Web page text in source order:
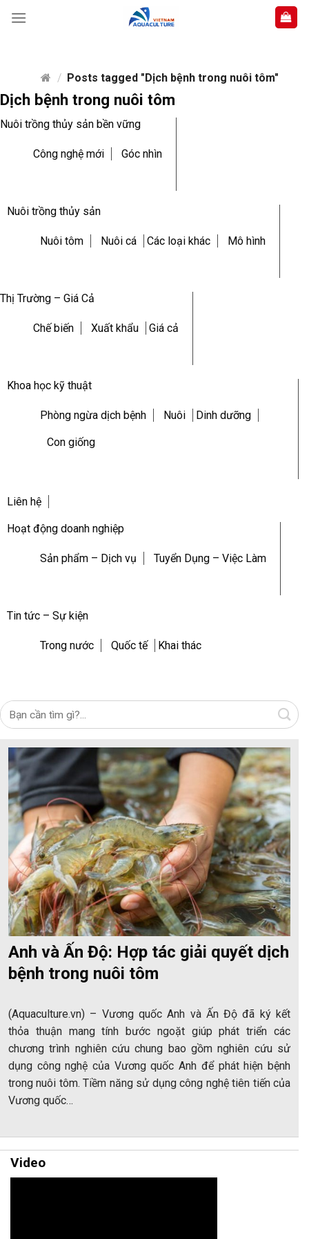
/ Posts tagged "Dịch bệnh trong nuôi tôm"
Dịch bệnh trong nuôi tôm
Nuôi trồng thủy sản bền vững
Công nghệ mới Góc nhìn
Nuôi trồng thủy sản
Nuôi tôm Nuôi cá Các loại khác Mô hình
Thị Trường – Giá Cả
Chế biến Xuất khẩu Giá cả
Khoa học kỹ thuật
Phòng ngừa dịch bệnh Nuôi Dinh dưỡng
Con giống
Liên hệ
Hoạt động doanh nghiệp
Sản phẩm – Dịch vụ Tuyển Dụng – Việc Làm
Tin tức – Sự kiện
Trong nước Quốc tế Khai thác
Anh và Ấn Độ: Hợp tác giải quyết dịch
bệnh trong nuôi tôm
(Aquaculture.vn) – Vương quốc Anh và Ấn Độ đã ký kết
thỏa thuận mang tính bước ngoặt giúp phát triển các
chương trình nghiên cứu chung bao gồm nghiên cứu sử
dụng công nghệ của Vương quốc Anh để phát hiện bệnh
trong nuôi tôm. Tiềm năng sử dụng công nghệ tiên tiến của
Vương quốc…
Video